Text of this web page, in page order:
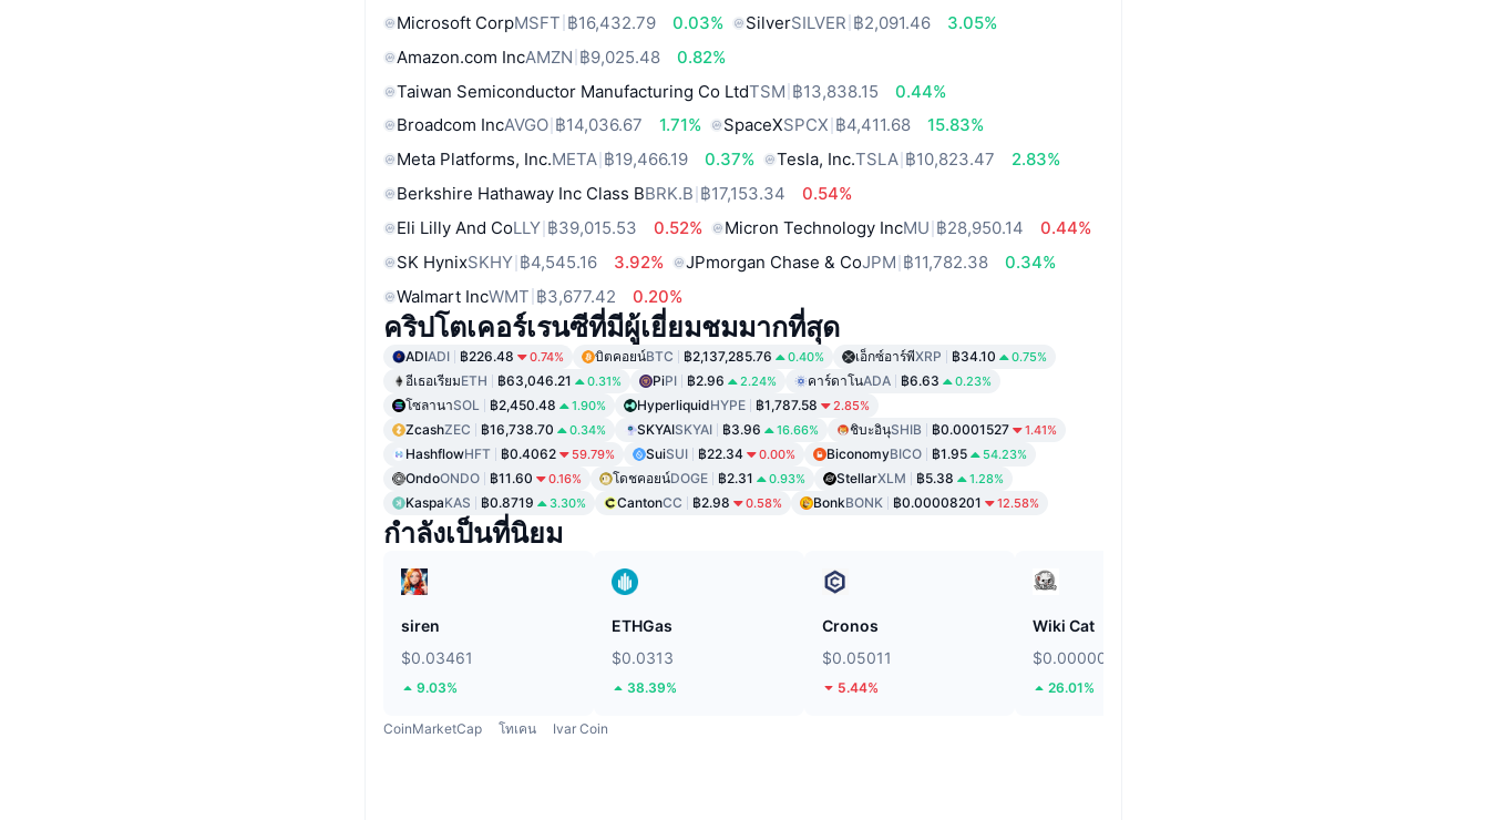
Microsoft CorpMSFT ฿16,432.79 0.03% SilverSILVER ฿2,091.46
3.05%
Amazon.com IncAMZN ฿9,025.48
0.82%
Taiwan Semiconductor Manufacturing Co LtdTSM ฿13,838.15
0.44%
Broadcom IncAVGO ฿14,036.67 1.71% SpaceXSPCX ฿4,411.68
15.83%
Meta Platforms, Inc.META ฿19,466.19 0.37% Tesla, Inc.TSLA ฿10,823.47
2.83%
Berkshire Hathaway Inc Class BBRK.B ฿17,153.34
0.54%
Eli Lilly And CoLLY ฿39,015.53 0.52% Micron Technology IncMU ฿28,950.14
0.44%
SK HynixSKHY ฿4,545.16 3.92% JPmorgan Chase & CoJPM ฿11,782.38
0.34%
Walmart IncWMT ฿3,677.42 0.20%
คริปโตเคอร์เรนซีที่มีผู้เยี่ยมชมมากที่สุด
ADIADI ฿226.48 0.74% บิตคอยน์BTC ฿2,137,285.76 0.40% เอ็กซ์อาร์พีXRP ฿34.10 0.75%
อีเธอเรียมETH ฿63,046.21 0.31% PiPI ฿2.96 2.24% คาร์ดาโนADA ฿6.63 0.23%
โซลานาSOL ฿2,450.48 1.90% HyperliquidHYPE ฿1,787.58 2.85%
ZcashZEC ฿16,738.70 0.34% SKYAISKYAI ฿3.96 16.66% ชิบะอินุSHIB ฿0.0001527 1.41%
HashflowHFT ฿0.4062 59.79% SuiSUI ฿22.34 0.00% BiconomyBICO ฿1.95 54.23%
OndoONDO ฿11.60 0.16% โดชคอยน์DOGE ฿2.31 0.93% StellarXLM ฿5.38 1.28%
KaspaKAS ฿0.8719 3.30% CantonCC ฿2.98 0.58% BonkBONK ฿0.00008201 12.58%
กำลังเป็นที่นิยม
siren
$0.03461
9.03%
ETHGas
$0.0313
38.39%
Cronos
$0.05011
5.44%
Wiki Cat
$0.00000008631
26.01%
CoinMarketCap โทเคน Ivar Coin